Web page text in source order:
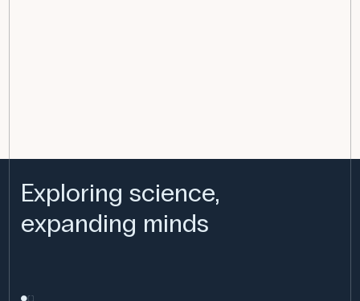
Exploring science,
expanding minds